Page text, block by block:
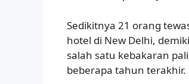
Sedikitnya 21 orang
hotel di New Delhi,
salah satu kebakaran
beberapa tahun terakhir.